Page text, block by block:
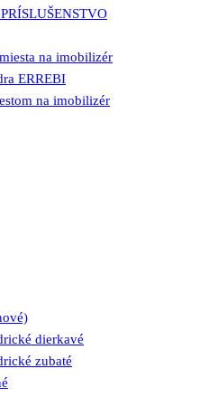
na imobilizér
ERREBI
na imobilizér
dierkavé
zubaté